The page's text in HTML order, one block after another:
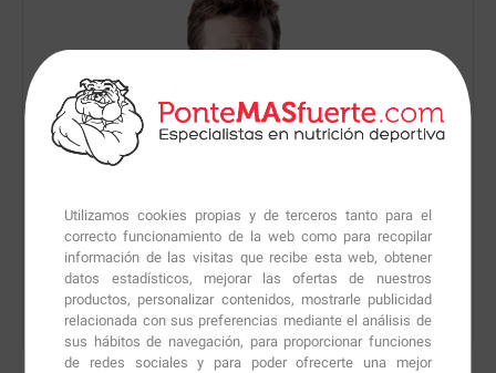
Utilizamos cookies propias y de terceros tanto para el
correcto funcionamiento de la web como para recopilar
información de las visitas que recibe esta web, obtener
datos estadísticos, mejorar las ofertas de nuestros
productos, personalizar contenidos, mostrarle publicidad
relacionada con sus preferencias mediante el análisis de
sus hábitos de navegación, para proporcionar funciones
de redes sociales y para poder ofrecerte una mejor